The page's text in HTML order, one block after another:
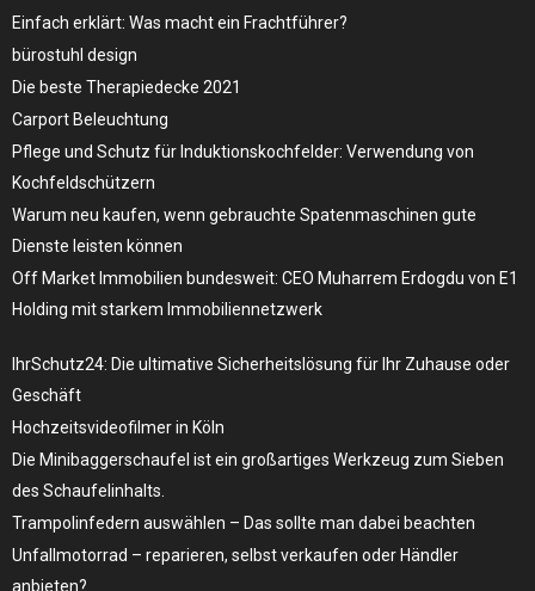
Einfach erklärt: Was macht ein Frachtführer?
bürostuhl design
Die beste Therapiedecke 2021
Carport Beleuchtung
Pflege und Schutz für Induktionskochfelder: Verwendung von
Kochfeldschützern
Warum neu kaufen, wenn gebrauchte Spatenmaschinen gute
Dienste leisten können
Off Market Immobilien bundesweit: CEO Muharrem Erdogdu von E1
Holding mit starkem Immobiliennetzwerk
IhrSchutz24: Die ultimative Sicherheitslösung für Ihr Zuhause oder
Geschäft
Hochzeitsvideofilmer in Köln
Die Minibaggerschaufel ist ein großartiges Werkzeug zum Sieben
des Schaufelinhalts.
Trampolinfedern auswählen – Das sollte man dabei beachten
Unfallmotorrad – reparieren, selbst verkaufen oder Händler
anbieten?